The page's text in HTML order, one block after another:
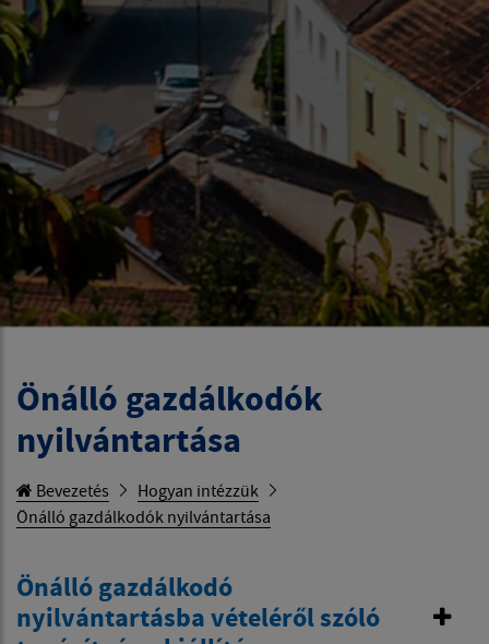
Önálló gazdálkodók
nyilvántartása
Bevezetés
Hogyan intézzük
Önálló gazdálkodók nyilvántartása
Önálló gazdálkodó
nyilvántartásba vételéről szóló